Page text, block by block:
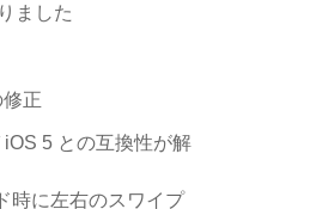
ました
正
5 との互換性が解
時に左右のスワイプ